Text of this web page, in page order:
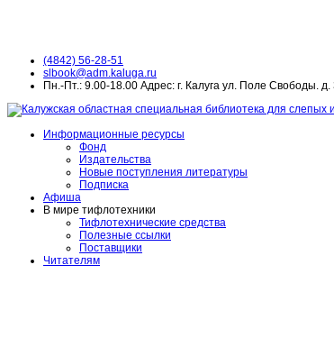
(4842) 56-28-51
slbook@adm.kaluga.ru
Пн.-Пт.: 9.00-18.00 Адрес: г. Калуга ул. Поле Свободы. д.
Информационные ресурсы
Фонд
Издательства
Новые поступления литературы
Подписка
Афиша
В мире тифлотехники
Тифлотехнические средства
Полезные ссылки
Поставщики
Читателям